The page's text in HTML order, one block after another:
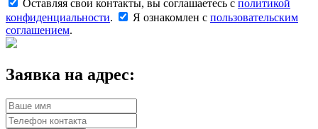
Оставляя свои контакты, вы соглашаетесь с политикой
конфиденциальности. Я ознакомлен с пользовательским
соглашением.
Заявка на адрес: